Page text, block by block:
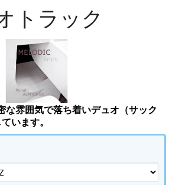
トラック
な雰囲気で落ち着いデュオ（サック
います。